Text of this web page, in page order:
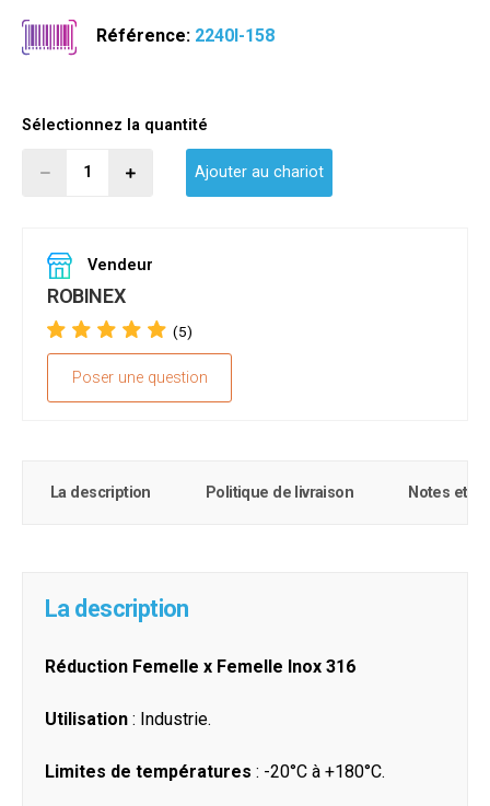
Référence: 2240I-158
Sélectionnez la quantité
Ajouter au chariot
Vendeur
ROBINEX
(5)
Poser une question
La description Politique de livraison Notes et
La description
Réduction Femelle x Femelle Inox 316
Utilisation : Industrie.
Limites de températures : -20°C à +180°C.